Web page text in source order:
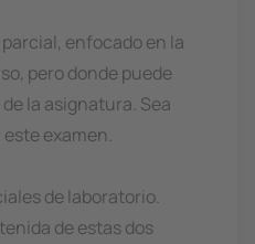
parcial, enfocado en la
pero donde puede
la asignatura. Sea
examen.
de laboratorio.
de estas dos